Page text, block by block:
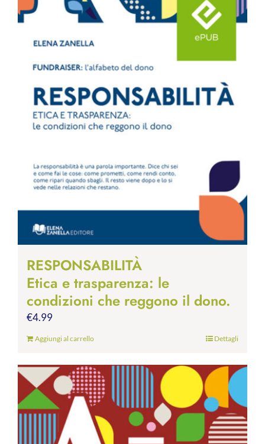
RESPONSABILITÀ
Etica e trasparenza: le
condizioni che reggono il dono.
€4.99
Aggiungi al carrello Dettagli